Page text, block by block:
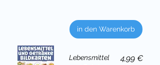
in den Warenkorb
Lebensmittel
Preis
4,99 €